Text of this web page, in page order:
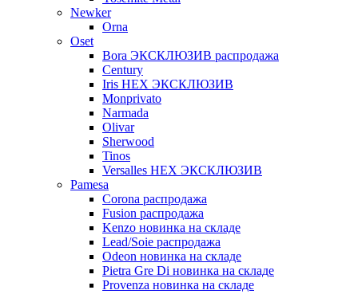
Newker
Orna
Oset
Bora ЭКСКЛЮЗИВ распродажа
Century
Iris HEX ЭКСКЛЮЗИВ
Monprivato
Narmada
Olivar
Sherwood
Tinos
Versalles HEX ЭКСКЛЮЗИВ
Pamesa
Corona распродажа
Fusion распродажа
Kenzo новинка на складе
Lead/Soie распродажа
Odeon новинка на складе
Pietra Gre Di новинка на складе
Provenza новинка на складе